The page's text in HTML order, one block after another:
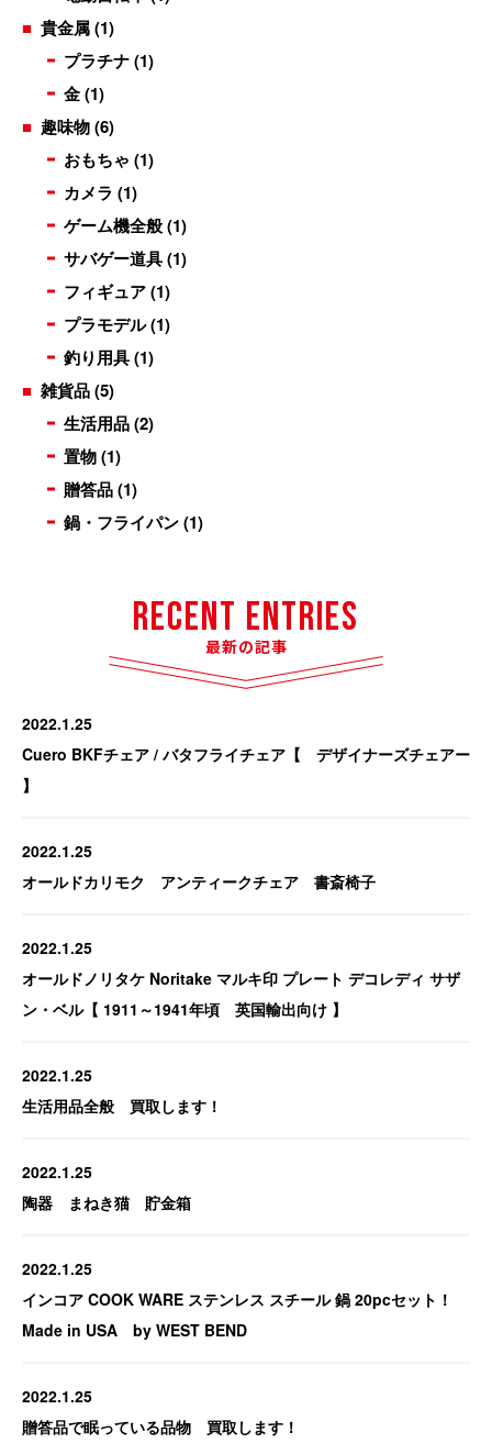
貴金属(1)
プラチナ(1)
金(1)
趣味物(6)
おもちゃ (1)
カメラ (1)
ゲーム機全般(1)
サバゲー道具(1)
フィギュア(1)
プラモデル(1)
釣り用具(1)
雑貨品(5)
生活用品(2)
置物(1)
贈答品(1)
鍋・フライパン(1)
Recent Entries
最新の記事
2022.1.25
Cuero BKFチェア / バタフライチェア【 デザイナーズチェアー
】
2022.1.25
オールドカリモク アンティークチェア 書斎椅子
2022.1.25
オールドノリタケ Noritake マルキ印 プレート デコレディ サザ
ン・ベル【 1911～1941年頃 英国輸出向け 】
2022.1.25
生活用品全般 買取します！
2022.1.25
陶器 まねき猫 貯金箱
2022.1.25
インコア COOK WARE ステンレス スチール 鍋 20pcセット！
Made in USA by WEST BEND
2022.1.25
贈答品で眠っている品物 買取します！